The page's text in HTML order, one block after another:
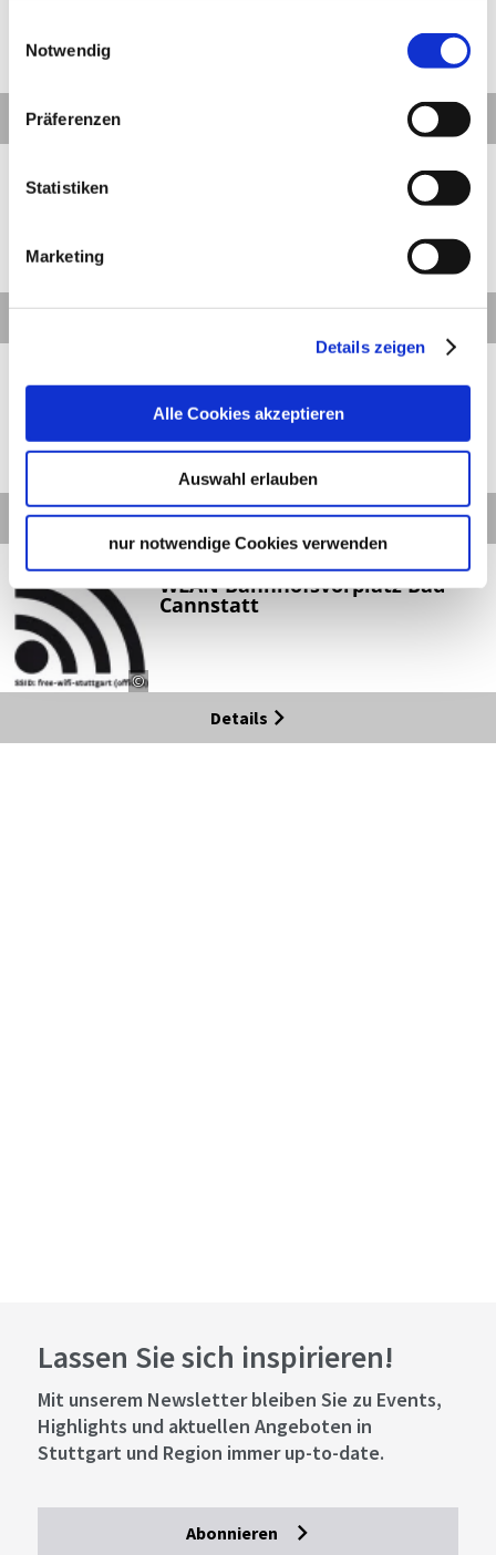
Impressum
Notwendig
Präferenzen
Statistiken
Marketing
Details zeigen
Alle Cookies akzeptieren
Auswahl erlauben
nur notwendige Cookies verwenden
WLAN Stuttgart Schillerplatz
Entfernung anzeigen
WLAN Stuttgart Sporerplatz
Details
©
WLAN Bahnhofsvorplatz Bad
Cannstatt
Details
Lassen Sie sich inspirieren!
Mit unserem Newsletter bleiben Sie zu Events,
Highlights und aktuellen Angeboten in
Stuttgart und Region immer up-to-date.
Abonnieren